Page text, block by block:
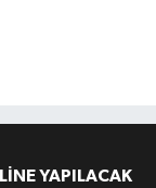
YAPILACAK